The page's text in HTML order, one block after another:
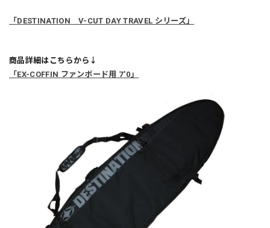
「DESTINATION V-CUT DAY TRAVEL シリーズ」
商品詳細はこちらから↓
「EX-COFFIN ファンボード用 7'0」